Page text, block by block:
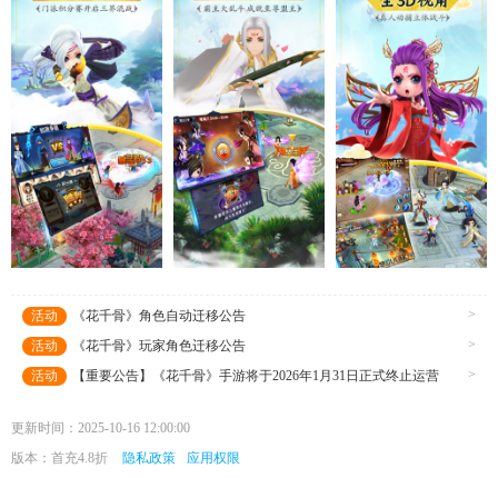
活动 《花千骨》角色自动迁移公告
>
活动
《花千骨》玩家角色迁移公告
>
活动
【重要公告】《花千骨》手游将于2026年1月31日正式终止运营 >
更新时间：2025-10-16 12:00:00
版本：首充4.8折
隐私政策 应用权限